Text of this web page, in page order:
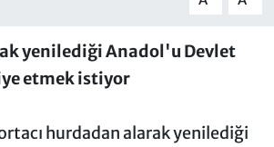
yenilediği Anadol'u Devlet
etmek istiyor
hurdadan alarak yenilediği